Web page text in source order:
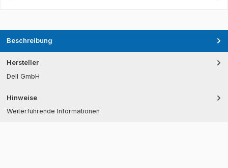
Beschreibung
Hersteller
Dell GmbH
Hinweise
Weiterführende Informationen